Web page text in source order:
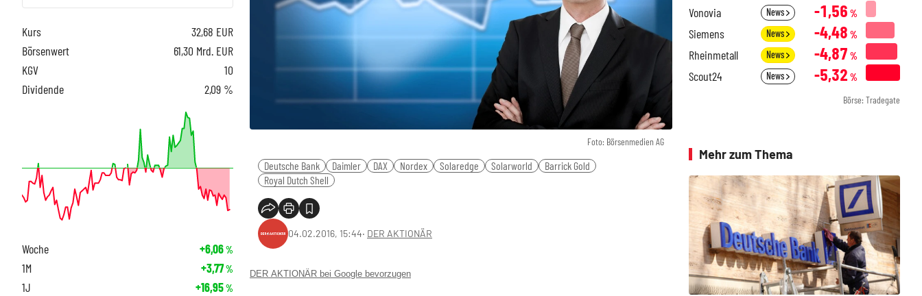
Foto: Börsenmedien AG
Deutsche Bank Daimler DAX Nordex Solaredge Solarworld
Barrick Gold
Royal Dutch Shell
04.02.2016, 15:44‧ DER AKTIONÄR
DER AKTIONÄR bei Google bevorzugen
Kurs 32,68 EUR
Börsenwert
61,30 Mrd. EUR
KGV
10
Dividende
2,09 %
Woche +6,06%
1M +3,77%
1J +16,95%
Vonovia News -1,56 %
Siemens News -4,48 %
Rheinmetall News -4,87 %
Scout24 News -5,32 %
Börse: Tradegate
Mehr zum Thema